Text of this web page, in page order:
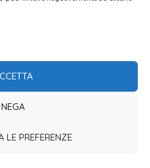
NEGA
LE PREFERENZE